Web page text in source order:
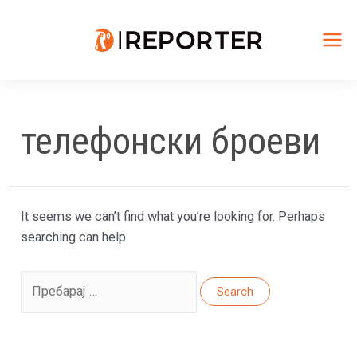
телефонски броеви
It seems we can’t find what you’re looking for. Perhaps
searching can help.